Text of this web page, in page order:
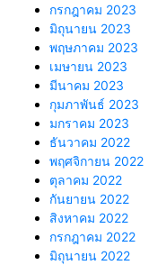
กรกฎาคม 2023
มิถุนายน 2023
พฤษภาคม 2023
เมษายน 2023
มีนาคม 2023
กุมภาพันธ์ 2023
มกราคม 2023
ธันวาคม 2022
พฤศจิกายน 2022
ตุลาคม 2022
กันยายน 2022
สิงหาคม 2022
กรกฎาคม 2022
มิถุนายน 2022